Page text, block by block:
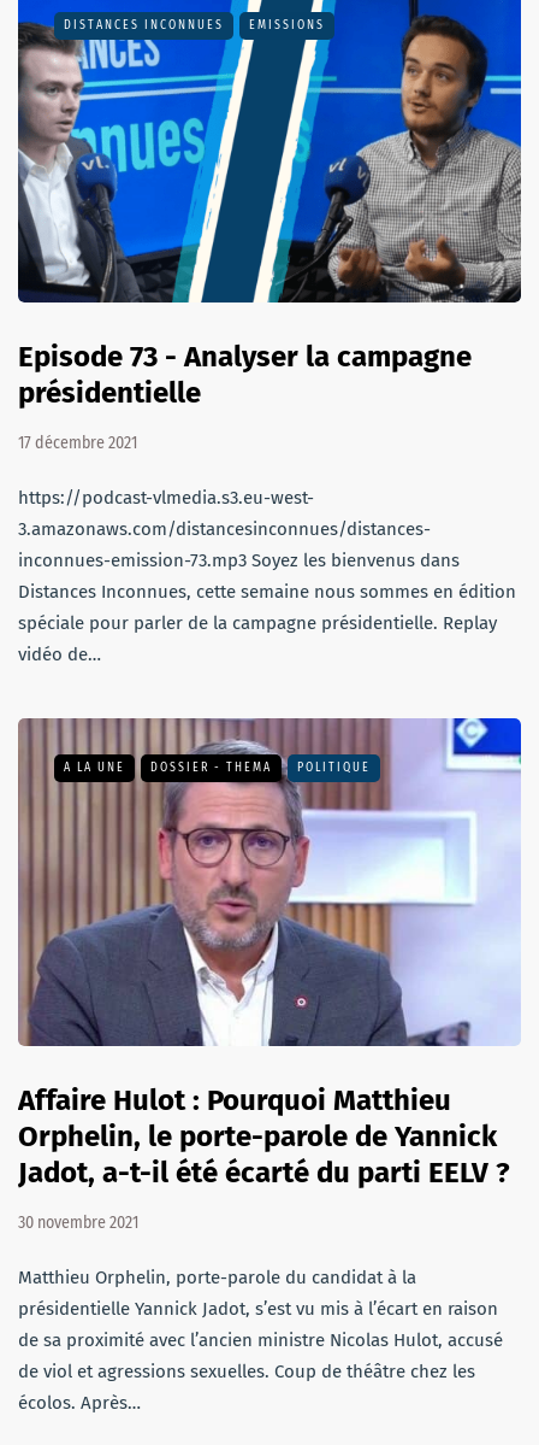
DISTANCES INCONNUES EMISSIONS
Episode 73 - Analyser la campagne
présidentielle
17 décembre 2021
https://podcast-vlmedia.s3.eu-west-
3.amazonaws.com/distancesinconnues/distances-
inconnues-emission-73.mp3 Soyez les bienvenus dans
Distances Inconnues, cette semaine nous sommes en édition
spéciale pour parler de la campagne présidentielle. Replay
vidéo de…
A LA UNE DOSSIER - THEMA POLITIQUE
Affaire Hulot : Pourquoi Matthieu
Orphelin, le porte-parole de Yannick
Jadot, a-t-il été écarté du parti EELV ?
30 novembre 2021
Matthieu Orphelin, porte-parole du candidat à la
présidentielle Yannick Jadot, s’est vu mis à l’écart en raison
de sa proximité avec l’ancien ministre Nicolas Hulot, accusé
de viol et agressions sexuelles. Coup de théâtre chez les
écolos. Après…